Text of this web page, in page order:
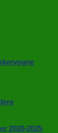
2020-2025